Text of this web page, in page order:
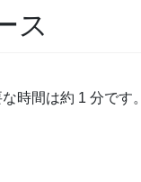
ス
時間は約 1 分です。